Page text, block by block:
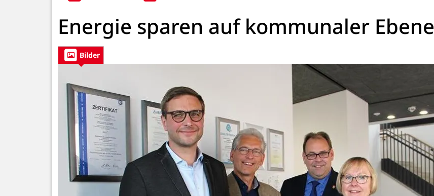
Energie sparen auf kommunaler Ebene
Bilder